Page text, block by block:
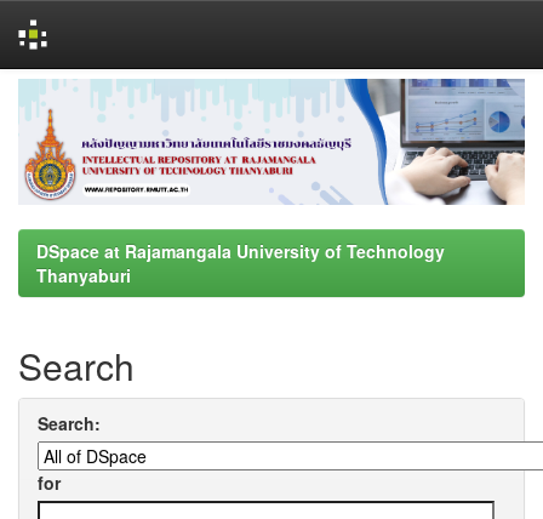
navigation
DSpace at Rajamangala University of Technology
Thanyaburi
Search
Search:
for